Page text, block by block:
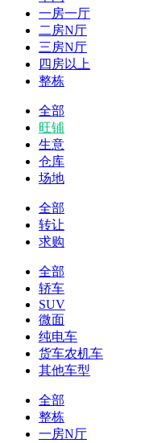
一房一厅
二房N厅
三房N厅
四房以上
整栋
全部
旺铺
生意
仓库
场地
全部
转让
求购
全部
轿车
SUV
微面
纯电车
货车农机车
其他车型
全部
整栋
一房N厅